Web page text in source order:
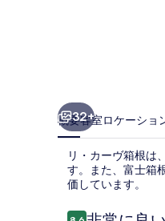
32+
概要客室ロケーショ
リ・カーヴ箱根は
す。また、富士箱
価しています。
口